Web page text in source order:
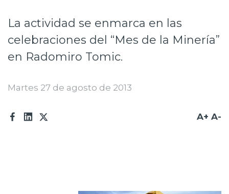
Prensa
Trabaja en Codelco
Canales de denuncia
Proveedores
La actividad se enmarca en las
celebraciones del “Mes de la Minería”
en Radomiro Tomic.
Martes 27 de agosto de 2013
A+ A-